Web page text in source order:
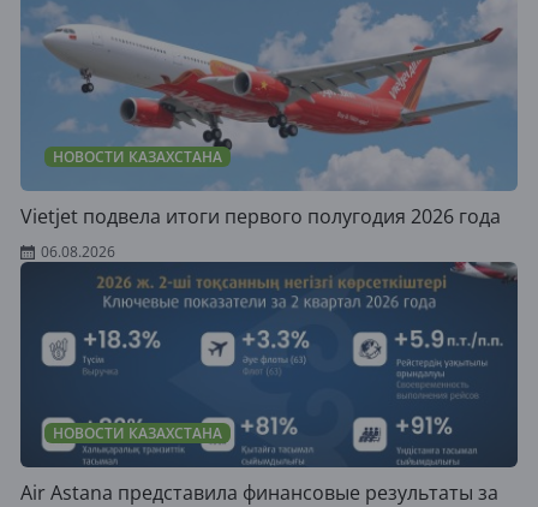
НОВОСТИ КАЗАХСТАНА
Vietjet подвела итоги первого полугодия 2026 года
06.08.2026
НОВОСТИ КАЗАХСТАНА
Air Astana представила финансовые результаты за